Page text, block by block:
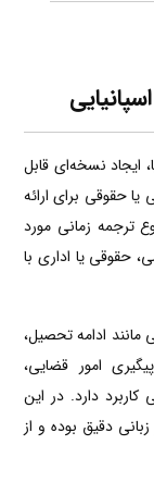
ایجاد نسخه‌ای قابل
حقوقی برای ارائه
ترجمه زمانی مورد
حقوقی یا اداری با
مانند ادامه تحصیل،
امور قضایی،
کاربرد دارد. در این
دقیق بوده و از